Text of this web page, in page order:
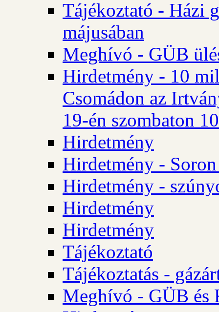
Tájékoztató - Házi
májusában
Meghívó - GÜB
Hirdetmény - 10
Csomádon az
19-én szombaton
Hirdetmény
Hirdetmény -
Hirdetmény -
Hirdetmény
Hirdetmény
Tájékoztató
Tájékoztatás -
Meghívó - GÜB és